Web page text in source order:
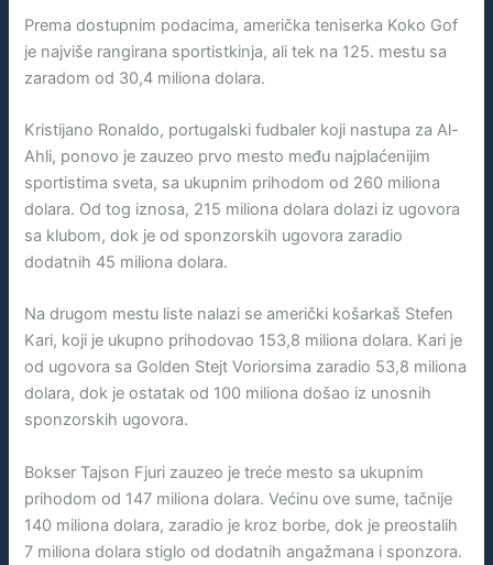
Prema dostupnim podacima, američka teniserka Koko Gof
je najviše rangirana sportistkinja, ali tek na 125. mestu sa
zaradom od 30,4 miliona dolara.
Kristijano Ronaldo, portugalski fudbaler koji nastupa za Al-
Ahli, ponovo je zauzeo prvo mesto među najplaćenijim
sportistima sveta, sa ukupnim prihodom od 260 miliona
dolara. Od tog iznosa, 215 miliona dolara dolazi iz ugovora
sa klubom, dok je od sponzorskih ugovora zaradio
dodatnih 45 miliona dolara.
Na drugom mestu liste nalazi se američki košarkaš Stefen
Kari, koji je ukupno prihodovao 153,8 miliona dolara. Kari je
od ugovora sa Golden Stejt Voriorsima zaradio 53,8 miliona
dolara, dok je ostatak od 100 miliona došao iz unosnih
sponzorskih ugovora.
Bokser Tajson Fjuri zauzeo je treće mesto sa ukupnim
prihodom od 147 miliona dolara. Većinu ove sume, tačnije
140 miliona dolara, zaradio je kroz borbe, dok je preostalih
7 miliona dolara stiglo od dodatnih angažmana i sponzora.